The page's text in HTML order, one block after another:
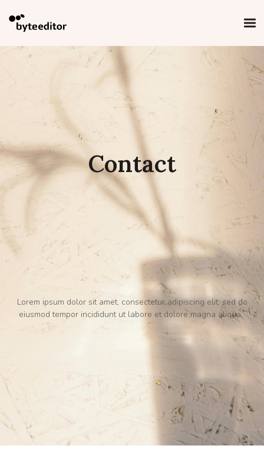
Contact
Lorem ipsum dolor sit amet, consectetur adipiscing elit, sed do
eiusmod tempor incididunt ut labore et dolore magna aliqua.